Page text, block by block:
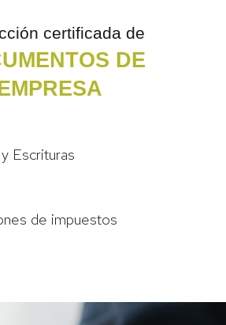
certificada de
DE
Escrituras
de impuestos